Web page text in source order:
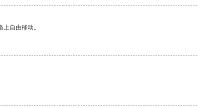
自由移动。